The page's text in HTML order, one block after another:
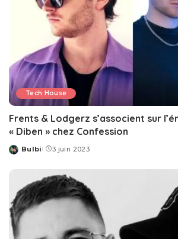
Tech House
Frents & Lodgerz s’associent sur
« Diben » chez Confession
Posted
Bulbi 3 juin 2023